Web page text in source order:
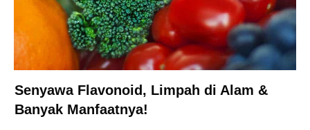
Senyawa Flavonoid, Limpah di Alam &
Banyak Manfaatnya!